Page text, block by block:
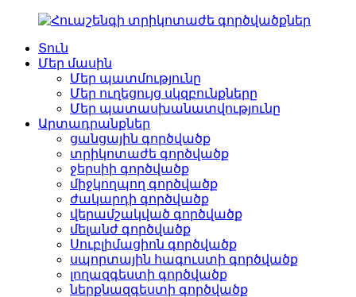
Տուն
Մեր մասին
Մեր պատմությունը
Մեր ուղեցույց սկզբունքները
Մեր պատասխանատվությունը
Արտադրանքներ
ցանցային գործվածք
տրիկոտաժե գործվածք
ջերսիի գործվածք
միջկողպող գործվածք
ժակարդի գործվածք
վերամշակված գործվածք
մելանժ գործվածք
Սուբլիմացիոն գործվածք
սպորտային հագուստի գործվածք
լողազգեստի գործվածք
ներքնազգեստի գործվածք